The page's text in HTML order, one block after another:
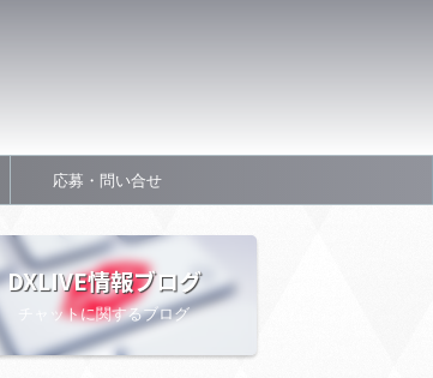
応募・問い合せ
DXLIVE情報ブログ
チャットに関するブログ